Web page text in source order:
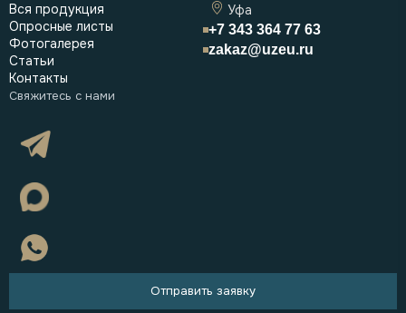
Уфа
+7 343 364 77 63
zakaz@uzeu.ru
Отправить заявку
Вся продукция
Опросные листы
Фотогалерея
Статьи
Контакты